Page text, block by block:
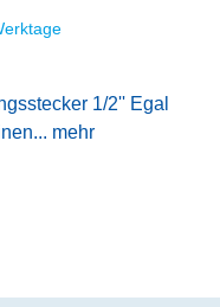
1/2'' Egal
mehr